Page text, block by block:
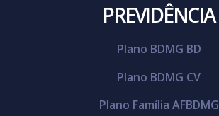
PREVIDÊNCIA
Plano BDMG BD
Plano BDMG CV
Plano Família AFBDMG